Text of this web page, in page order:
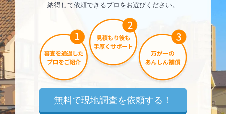
納得して依頼できるプロをお選びください。
無料で現地調査を依頼する！